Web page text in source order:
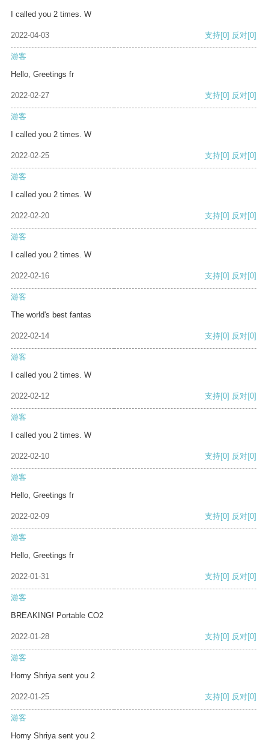
I called you 2 times. W
2022-04-03 支持[0] 反对[0]
游客
Hello, Greetings fr
2022-02-27 支持[0] 反对[0]
游客
I called you 2 times. W
2022-02-25 支持[0] 反对[0]
游客
I called you 2 times. W
2022-02-20 支持[0] 反对[0]
游客
I called you 2 times. W
2022-02-16 支持[0] 反对[0]
游客
The world's best fantas
2022-02-14 支持[0] 反对[0]
游客
I called you 2 times. W
2022-02-12 支持[0] 反对[0]
游客
I called you 2 times. W
2022-02-10 支持[0] 反对[0]
游客
Hello, Greetings fr
2022-02-09 支持[0] 反对[0]
游客
Hello, Greetings fr
2022-01-31 支持[0] 反对[0]
游客
BREAKING! Portable CO2
2022-01-28 支持[0] 反对[0]
游客
Horny Shriya sent you 2
2022-01-25 支持[0] 反对[0]
游客
Horny Shriya sent you 2